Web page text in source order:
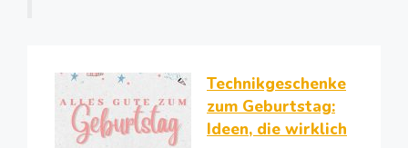
Technikgeschenke
zum Geburtstag:
Ideen, die wirklich